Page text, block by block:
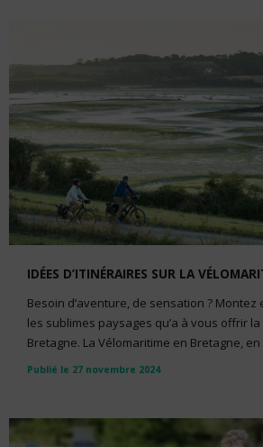
IDÉES D’ITINÉRAIRES SUR LA
Besoin d’aventure, de sensation ?
les sublimes paysages qu’a à vous offrir
Bretagne. La Vélomaritime en Bretagne,
Publié le 27 novembre 2024